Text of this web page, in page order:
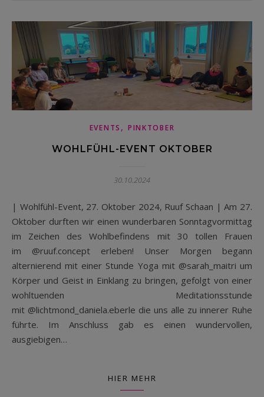
EVENTS , PINKTOBER
WOHLFÜHL-EVENT OKTOBER
30.10.2024
| Wohlfühl-Event, 27. Oktober 2024, Ruuf Schaan | Am 27.
Oktober durften wir einen wunderbaren Sonntagvormittag
im Zeichen des Wohlbefindens mit 30 tollen Frauen
im @ruuf.concept erleben! Unser Morgen begann
alternierend mit einer Stunde Yoga mit @sarah_maitri um
Körper und Geist in Einklang zu bringen, gefolgt von einer
wohltuenden Meditationsstunde
mit @lichtmond_daniela.eberle die uns alle zu innerer Ruhe
führte. Im Anschluss gab es einen wundervollen,
ausgiebigen…
HIER MEHR